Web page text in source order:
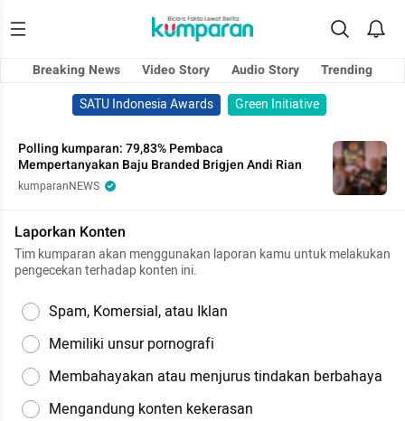
Breaking News Video Story Audio Story
Trending
SATU Indonesia Awards
Green Initiative
Polling kumparan: 79,83% Pembaca
Mempertanyakan Baju Branded Brigjen Andi Rian
kumparanNEWS
Laporkan Konten
Tim kumparan akan menggunakan laporan kamu untuk melakukan
pengecekan terhadap konten ini.
Spam, Komersial, atau Iklan
Memiliki unsur pornografi
Membahayakan atau menjurus tindakan berbahaya
Mengandung konten kekerasan